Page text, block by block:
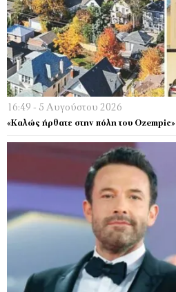
16:49 - 5 Αυγούστου 2026
«Καλώς ήρθατε στην πόλη του Ozempic»